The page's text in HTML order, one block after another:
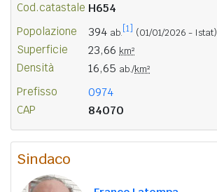
Cod.catastale H654
Popolazione 394 ab. [1] (01/01/2026 - Istat)
Superficie 23,66 km²
Densità 16,65 ab./km²
Prefisso 0974
CAP 84070
Sindaco